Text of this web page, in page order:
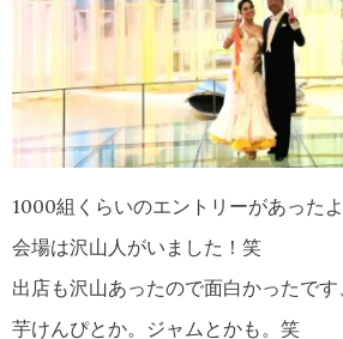
1000組くらいのエントリーがあった
会場は沢山人がいました！笑
出店も沢山あったので面白かったです
芋けんぴとか。ジャムとかも。笑